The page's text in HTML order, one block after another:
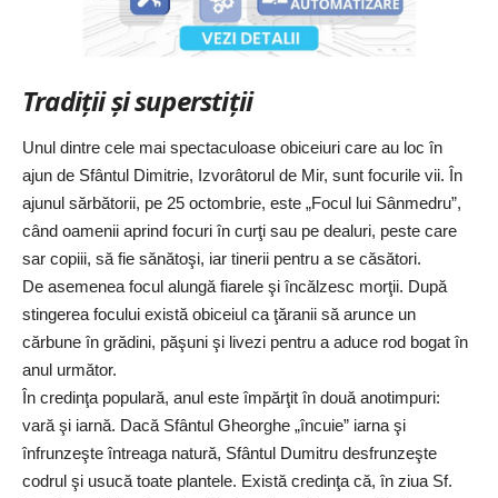
Tradiţii şi superstiţii
Unul dintre cele mai spectaculoase obiceiuri care au loc în
ajun de Sfântul Dimitrie, Izvorâtorul de Mir, sunt focurile vii. În
ajunul sărbătorii, pe 25 octombrie, este „Focul lui Sânmedru”,
când oamenii aprind focuri în curţi sau pe dealuri, peste care
sar copiii, să fie sănătoşi, iar tinerii pentru a se căsători.
De asemenea focul alungă fiarele şi încălzesc morţii. După
stingerea focului există obiceiul ca ţăranii să arunce un
cărbune în grădini, păşuni şi livezi pentru a aduce rod bogat în
anul următor.
În credinţa populară, anul este împărţit în două anotimpuri:
vară şi iarnă. Dacă Sfântul Gheorghe „încuie” iarna şi
înfrunzeşte întreaga natură, Sfântul Dumitru desfrunzeşte
codrul şi usucă toate plantele. Există credinţa că, în ziua Sf.